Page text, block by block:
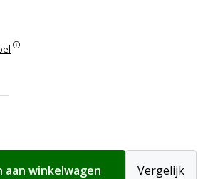
aan winkelwagen Vergelijk